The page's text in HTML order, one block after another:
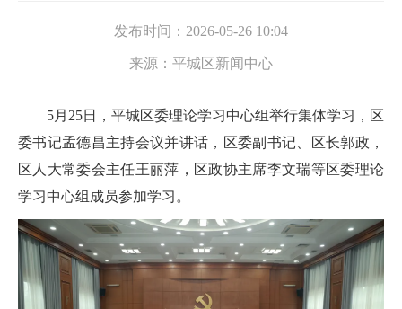
发布时间： 2026-05-26 10:04
来源： 平城区新闻中心
5月25日，平城区委理论学习中心组举行集体学习，区
委书记孟德昌主持会议并讲话，区委副书记、区长郭政，
区人大常委会主任王丽萍，区政协主席李文瑞等区委理论
学习中心组成员参加学习。